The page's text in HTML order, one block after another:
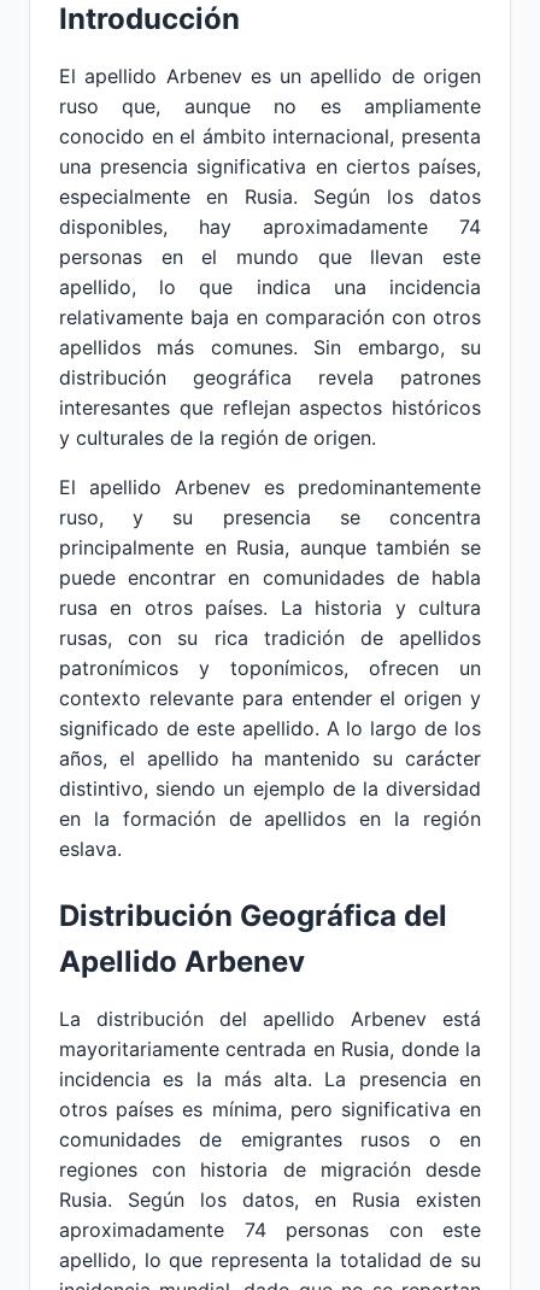
Introducción
El apellido Arbenev es un apellido de origen
ruso que, aunque no es ampliamente
conocido en el ámbito internacional, presenta
una presencia significativa en ciertos países,
especialmente en Rusia. Según los datos
disponibles, hay aproximadamente 74
personas en el mundo que llevan este
apellido, lo que indica una incidencia
relativamente baja en comparación con otros
apellidos más comunes. Sin embargo, su
distribución geográfica revela patrones
interesantes que reflejan aspectos históricos
y culturales de la región de origen.
El apellido Arbenev es predominantemente
ruso, y su presencia se concentra
principalmente en Rusia, aunque también se
puede encontrar en comunidades de habla
rusa en otros países. La historia y cultura
rusas, con su rica tradición de apellidos
patronímicos y toponímicos, ofrecen un
contexto relevante para entender el origen y
significado de este apellido. A lo largo de los
años, el apellido ha mantenido su carácter
distintivo, siendo un ejemplo de la diversidad
en la formación de apellidos en la región
eslava.
Distribución Geográfica del
Apellido Arbenev
La distribución del apellido Arbenev está
mayoritariamente centrada en Rusia, donde la
incidencia es la más alta. La presencia en
otros países es mínima, pero significativa en
comunidades de emigrantes rusos o en
regiones con historia de migración desde
Rusia. Según los datos, en Rusia existen
aproximadamente 74 personas con este
apellido, lo que representa la totalidad de su